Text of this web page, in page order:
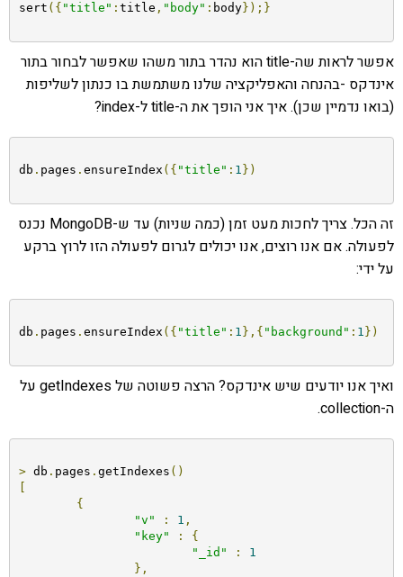
sert ({ "title" : title , "body" : body});}
אפשר לראות שה-title הוא נהדר בתור משהו שאפשר לבחור בתור
אינדקס -בהנחה והאפליקציה שלנו משתמשת בו כנתון לשליפות
(בואו נדמיין שכן). איך אני הופך את ה-title ל-index?
db . pages . ensureIndex ({ "title" : 1 })
זה הכל. צריך לחכות מעט זמן (כמה שניות) עד ש-MongoDB נכנס
לפעולה. אם אנו רוצים, אנו יכולים לגרום לפעולה הזו לרוץ ברקע
על ידי:
db . pages . ensureIndex ({ "title" : 1 },{ "background" : 1 })
ואיך אנו יודעים שיש אינדקס? הרצה פשוטה של getIndexes על
ה-collection.
> db . pages . getIndexes ()
{
"v"
: 1 ,
"key"
:
{
"_id"
:
1
},